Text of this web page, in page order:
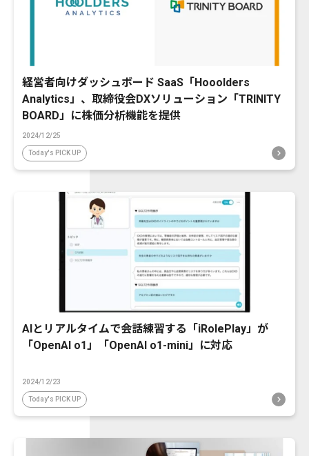
経営者向けダッシュボード SaaS「Hooolders
Analytics」、取締役会DXソリューション「TRINITY
BOARD」に株価分析機能を提供
2024/12/25
Today's PICK UP
AIとリアルタイムで会話練習する「iRolePlay」が
「OpenAI o1」「OpenAI o1-mini」に対応
2024/12/23
Today's PICK UP